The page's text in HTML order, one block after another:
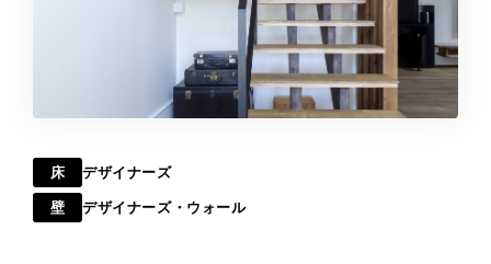
床 デザイナーズ
壁 デザイナーズ・ウォール